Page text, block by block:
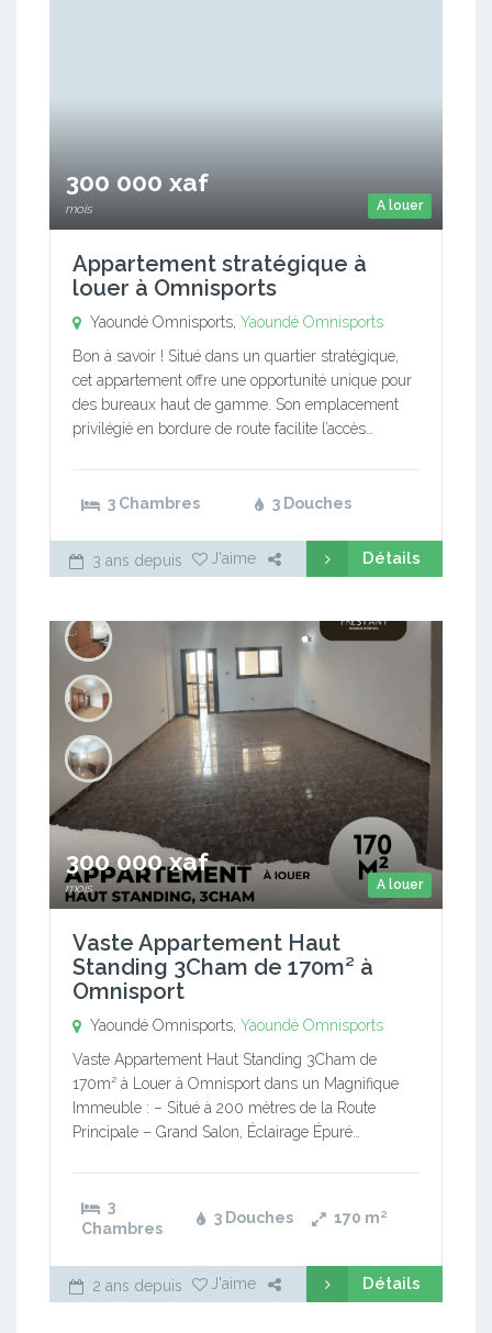
A louer
300 000 xaf
mois
Appartement stratégique à
louer à Omnisports
Yaoundé Omnisports, Yaoundé Omnisports
Bon à savoir ! Situé dans un quartier stratégique,
cet appartement offre une opportunité unique pour
des bureaux haut de gamme. Son emplacement
privilégié en bordure de route facilite l’accès…
3 Chambres 3 Douches
3 ans depuis J'aime Détails
A louer
300 000 xaf
mois
Vaste Appartement Haut
Standing 3Cham de 170m² à
Omnisport
Yaoundé Omnisports, Yaoundé Omnisports
Vaste Appartement Haut Standing 3Cham de
170m² à Louer à Omnisport dans un Magnifique
Immeuble : – Situé à 200 mètres de la Route
Principale – Grand Salon, Éclairage Épuré…
3
Chambres
3 Douches 170 m²
2 ans depuis J'aime Détails